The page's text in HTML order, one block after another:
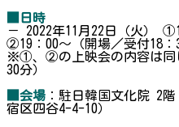
■日時
－ 2022年11月22日（火）
②19：00～（開場／受付18：
※①、②の上映会の内容は同
30分）
■会場 ：駐日韓国文化院 2
宿区四谷4-4-10）